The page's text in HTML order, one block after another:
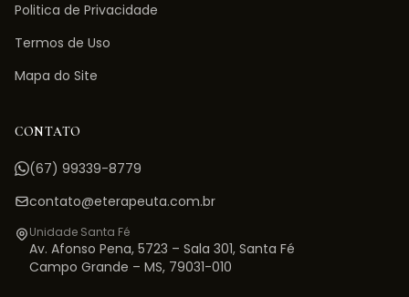
Politica de Privacidade
Termos de Uso
Mapa do Site
CONTATO
(67) 99339-8779
contato@eterapeuta.com.br
Unidade Santa Fé
Av. Afonso Pena, 5723 – Sala 301, Santa Fé
Campo Grande – MS, 79031-010